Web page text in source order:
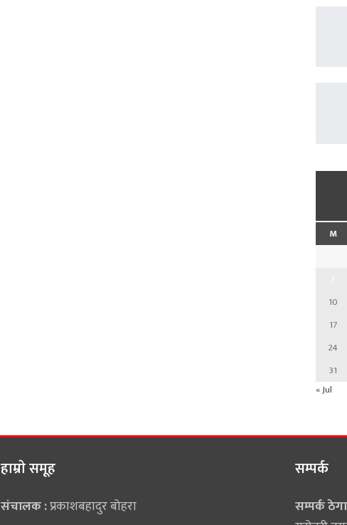
M
10
17
24
31
« Jul
हाम्राे समूह
संचालक :प्रकाशबहादुर बोहरा
सम्पर्क
सम्पर्क